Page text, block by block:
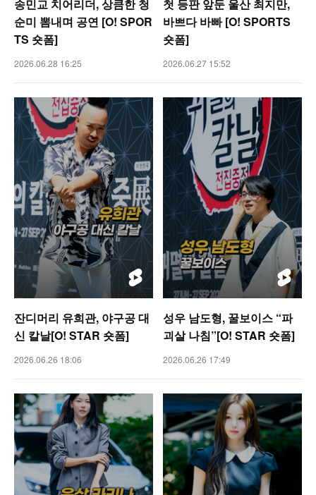
송민교 치어리더, 상큼한 청
순미 뽐내며 공연 [O! SPOR
TS 숏폼]
2026.06.28 16:25
첫 등판 앞둔 울산 최지만,
바쁘다 바빠 [O! SPORTS
숏폼]
2026.06.27 15:52
잔디머리 유희관, 야구공 대
신 칼날[O! STAR 숏폼]
2026.06.26 18:06
성우 남도형, 꿀보이스 “파
괴살 나침”[O! STAR 숏폼]
2026.06.26 17:49